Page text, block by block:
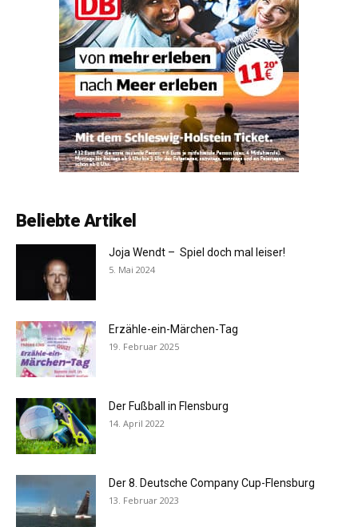
Beliebte Artikel
Joja Wendt – Spiel doch mal leiser!
5. Mai 2024
Erzähle-ein-Märchen-Tag
19. Februar 2025
Der Fußball in Flensburg
14. April 2022
Der 8. Deutsche Company Cup-Flensburg
13. Februar 2023